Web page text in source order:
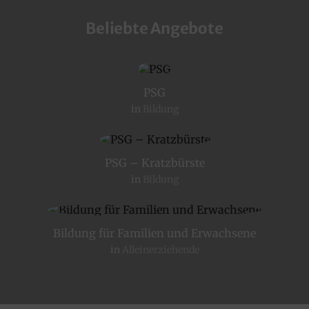
Beliebte Angebote
PSG
in
PSG – Kratzbürste
in
Bildung für Familien und Erwachsene
in